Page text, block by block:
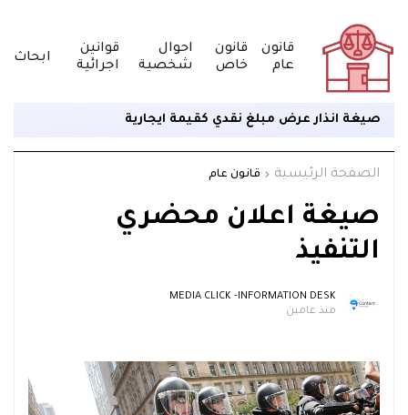
قانون
عام
قانون
خاص
احوال
شخصية
قوانين
اجرائية
ابحاث
صيغة انذار عرض مبلغ نقدي كقيمة ايجارية
الصفحة الرئيسية قانون عام
صيغة اعلان محضري
التنفيذ
MEDIA CLICK -INFORMATION DESK
منذ عامين